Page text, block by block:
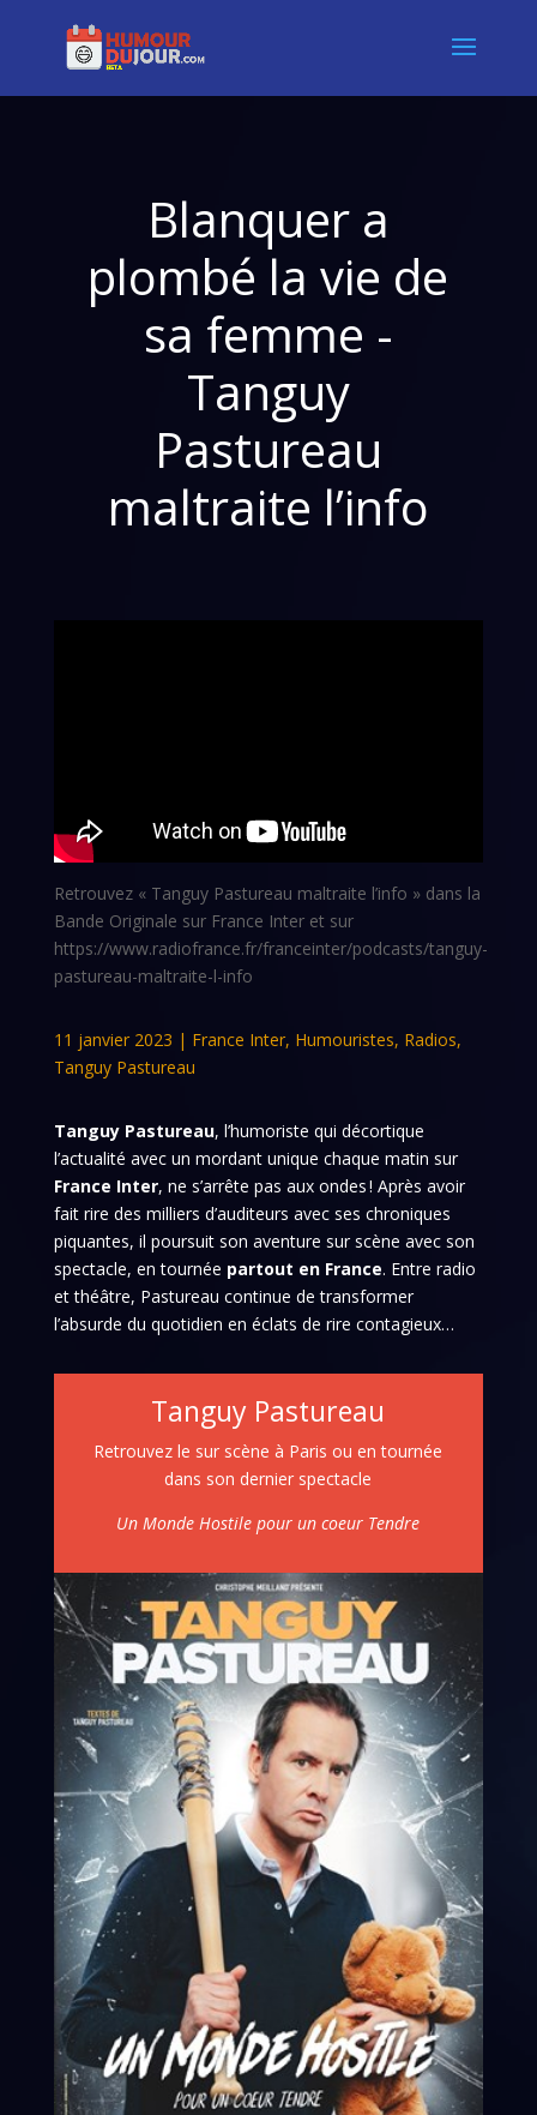
Blanquer a
plombé la vie de
sa femme -
Tanguy
Pastureau
maltraite l’info
Retrouvez « Tanguy Pastureau maltraite l’info » dans la
Bande Originale sur France Inter et sur
https://www.radiofrance.fr/franceinter/podcasts/tanguy-
pastureau-maltraite-l-info
11 janvier 2023 | France Inter, Humouristes, Radios,
Tanguy Pastureau
Tanguy Pastureau, l’humoriste qui décortique
l’actualité avec un mordant unique chaque matin sur
France Inter, ne s’arrête pas aux ondes ! Après avoir
fait rire des milliers d’auditeurs avec ses chroniques
piquantes, il poursuit son aventure sur scène avec son
spectacle, en tournée partout en France. Entre radio
et théâtre, Pastureau continue de transformer
l’absurde du quotidien en éclats de rire contagieux…
Tanguy Pastureau
Retrouvez le sur scène à Paris ou en tournée
dans son dernier spectacle
Un Monde Hostile pour un coeur Tendre